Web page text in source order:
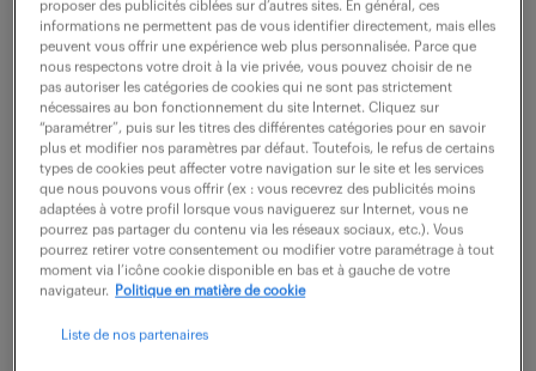
ingénieur en mécanique secteur
naval (f/h)
4 août 2026
La Montagne (44) intérim
6 mois
40 000 - 50 000 € / an
Vous rejoignez le site Naval Group de Nantes-Indret,
spécialisé dans la propulsion des navires militaires,
de la conception au montage. Vous intégrez le
proposer des publicités ciblées sur d’autres sites. En général, ces
informations ne permettent pas de vous identifier directement, mais elles
peuvent vous offrir une expérience web plus personnalisée. Parce que
nous respectons votre droit à la vie privée, vous pouvez choisir de ne
pas autoriser les catégories de cookies qui ne sont pas strictement
nécessaires au bon fonctionnement du site Internet. Cliquez sur
“paramétrer”, puis sur les titres des différentes catégories pour en savoir
plus et modifier nos paramètres par défaut. Toutefois, le refus de certains
types de cookies peut affecter votre navigation sur le site et les services
que nous pouvons vous offrir (ex : vous recevrez des publicités moins
adaptées à votre profil lorsque vous naviguerez sur Internet, vous ne
pourrez pas partager du contenu via les réseaux sociaux, etc.). Vous
pourrez retirer votre consentement ou modifier votre paramétrage à tout
moment via l’icône cookie disponible en bas et à gauche de votre
navigateur.
Politique en matière de cookie
Liste de nos partenaires